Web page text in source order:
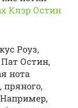
Клэр Остин
Роуз,
Остин,
нота
пряного,
Например,